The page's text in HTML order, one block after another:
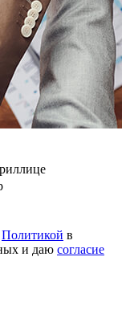
Политикой в
и даю согласие